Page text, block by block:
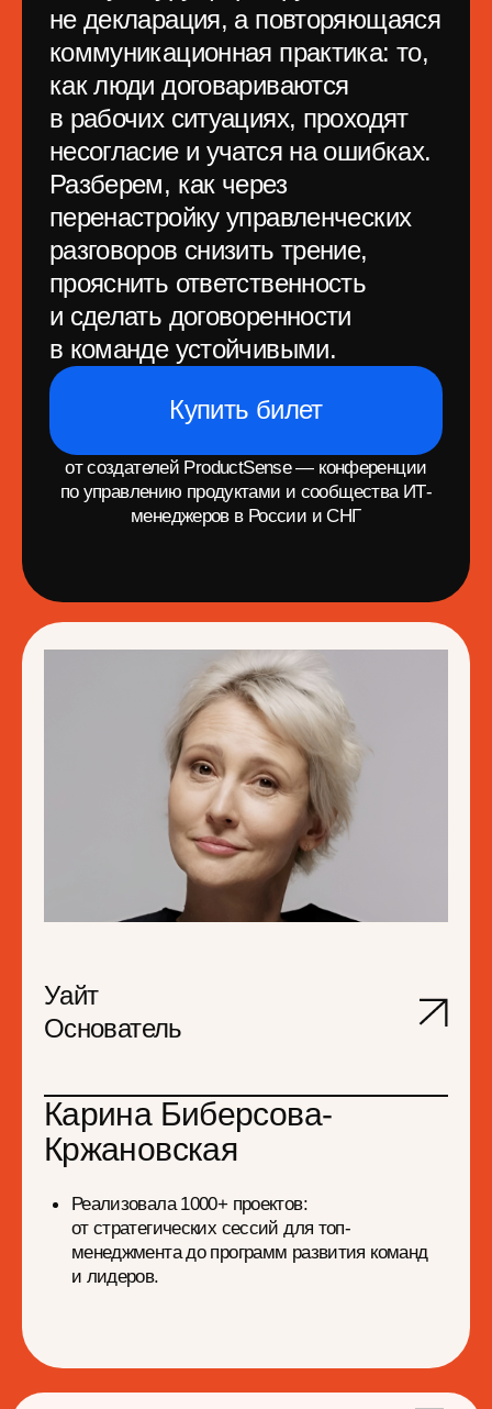
Разберем, как через
перенастройку управленческих
разговоров снизить трение,
прояснить ответственность
и сделать договоренности
в команде устойчивыми.
Купить билет
от создателей ProductSense — конференции
по управлению продуктами и сообщества ИТ-
менеджеров в России и СНГ
Карина Биберсова-
Кржановская
Реализовала 1000+ проектов:
от стратегических сессий для топ-
менеджмента до программ развития команд